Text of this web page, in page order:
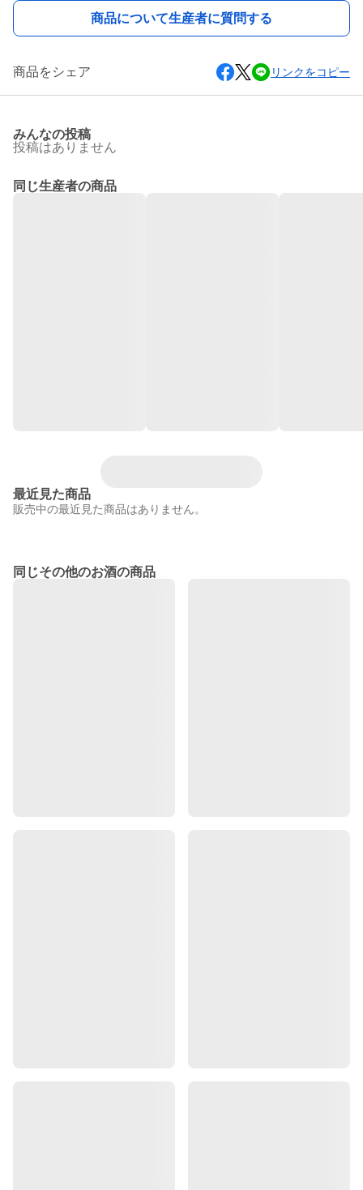
商品について生産者に質問する
商品をシェア リンクをコピー
みんなの投稿
投稿はありません
同じ生産者の商品
最近見た商品
販売中の最近見た商品はありません。
同じその他のお酒の商品